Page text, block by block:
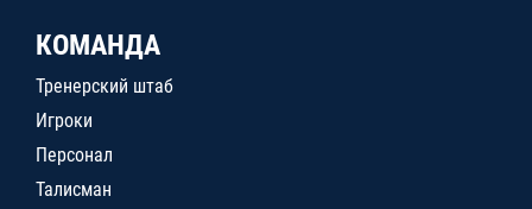
КОМАНДА
Тренерский штаб
Игроки
Персонал
Талисман